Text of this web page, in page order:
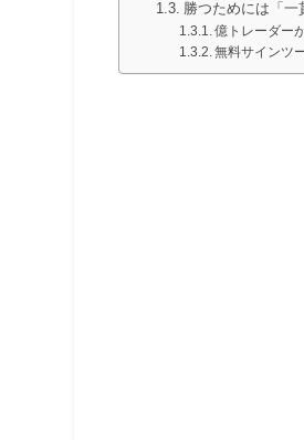
勝つためには「一
億トレーダー
無料サインツ